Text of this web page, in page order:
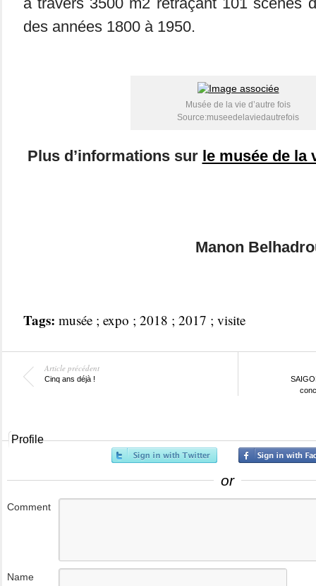
des années 1800 à 1950.
Musée de la vie d’autre fois
Source:museedelaviedautrefois
Plus d’informations sur le musée de la
Manon
Tags: musée ; expo ; 2018 ; 2017 ; visite
Article précédent
Cinq ans déjà !
Profile
or
Comment
Name